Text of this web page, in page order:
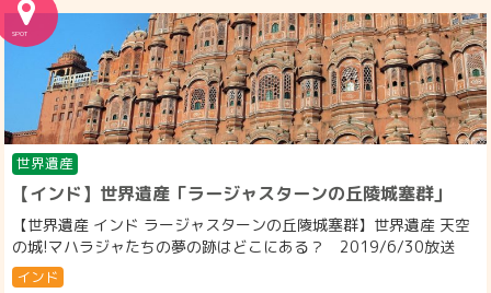
世界遺産
【インド】世界遺産「ラージャスターンの丘陵城塞群」
【世界遺産 インド ラージャスターンの丘陵城塞群】世界遺産 天空
の城!マハラジャたちの夢の跡はどこにある？ 2019/6/30放送
インド